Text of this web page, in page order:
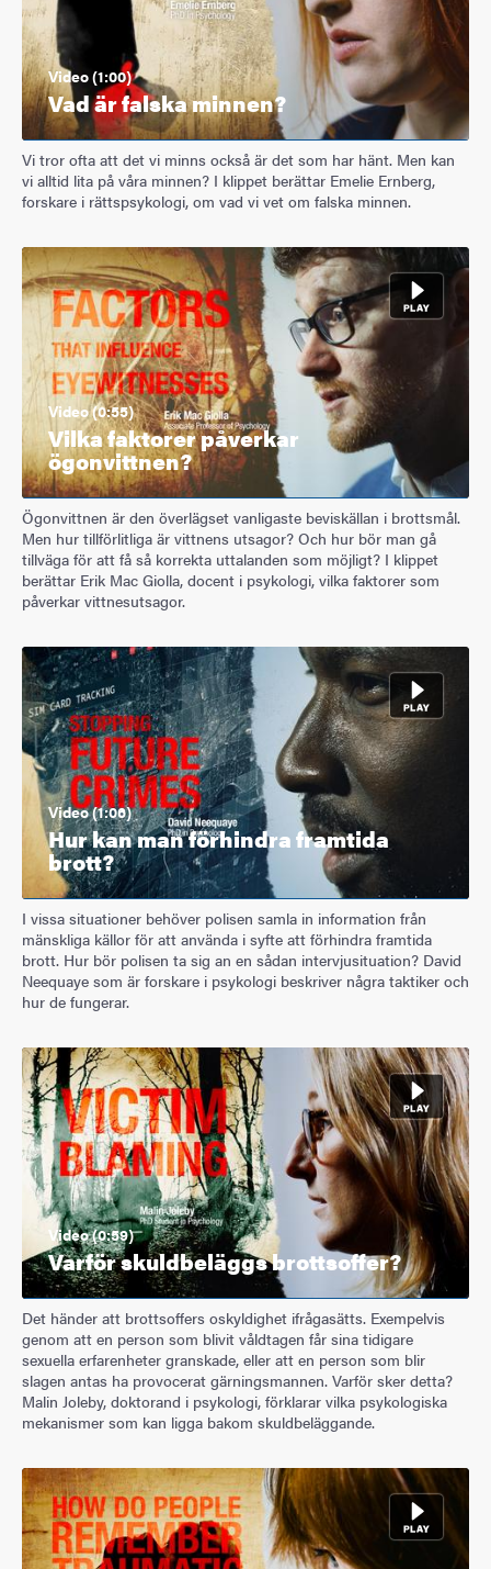
Video (1:00)
Vad är falska minnen?
Vi tror ofta att det vi minns också är det som har hänt. Men kan
vi alltid lita på våra minnen? I klippet berättar Emelie Ernberg,
forskare i rättspsykologi, om vad vi vet om falska minnen.​​​​​
Video (0:55)
Vilka faktorer påverkar
ögonvittnen?
Ögonvittnen är den överlägset vanligaste beviskällan i brottsmål.
Men hur tillförlitliga är vittnens utsagor? Och hur bör man gå
tillväga för att få så korrekta uttalanden som möjligt? I klippet
berättar Erik Mac Giolla, docent i psykologi, vilka faktorer som
påverkar vittnesutsagor.
Video (1:06)
Hur kan man förhindra framtida
brott?
I vissa situationer behöver polisen samla in information från
mänskliga källor för att använda i syfte att förhindra framtida
brott. Hur bör polisen ta sig an en sådan intervjusituation? David
Neequaye som är forskare i psykologi beskriver några taktiker och
hur de fungerar.
Video (0:59)
Varför skuldbeläggs brottsoffer?
Det händer att brottsoffers oskyldighet ifrågasätts. Exempelvis
genom att en person som blivit våldtagen får sina tidigare
sexuella erfarenheter granskade, eller att en person som blir
slagen antas ha provocerat gärningsmannen. Varför sker detta?
Malin Joleby, doktorand i psykologi, förklarar vilka psykologiska
mekanismer som kan ligga bakom skuldbeläggande.